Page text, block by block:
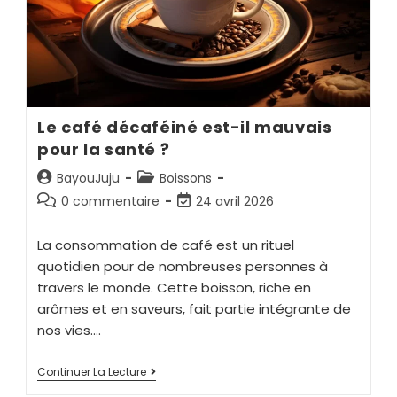
Le café décaféiné est-il mauvais
pour la santé ?
BayouJuju
Boissons
0 commentaire
24 avril 2026
La consommation de café est un rituel
quotidien pour de nombreuses personnes à
travers le monde. Cette boisson, riche en
arômes et en saveurs, fait partie intégrante de
nos vies.…
Continuer La Lecture